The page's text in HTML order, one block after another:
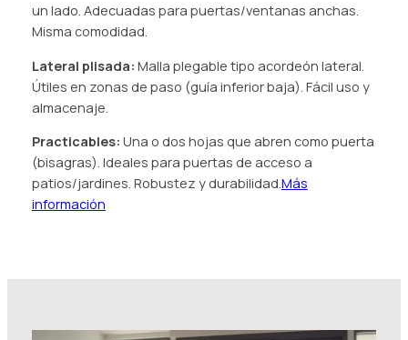
un lado. Adecuadas para puertas/ventanas anchas.
Misma comodidad.
Lateral plisada: Malla plegable tipo acordeón lateral.
Útiles en zonas de paso (guía inferior baja). Fácil uso y
almacenaje.
Practicables: Una o dos hojas que abren como puerta
(bisagras). Ideales para puertas de acceso a
patios/jardines. Robustez y durabilidad.Más
información